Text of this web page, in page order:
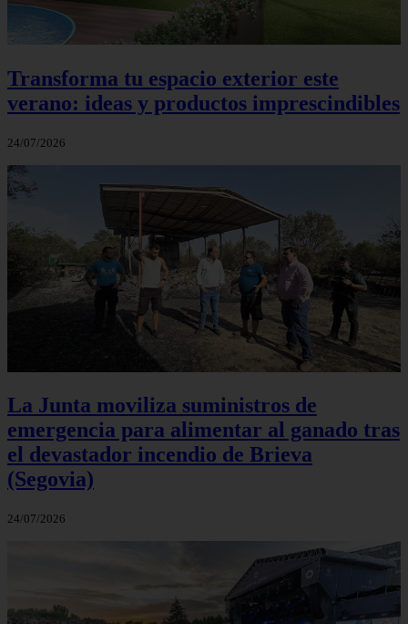
Transforma tu espacio exterior este
verano: ideas y productos imprescindibles
24/07/2026
La Junta moviliza suministros de
emergencia para alimentar al ganado tras
el devastador incendio de Brieva
(Segovia)
24/07/2026